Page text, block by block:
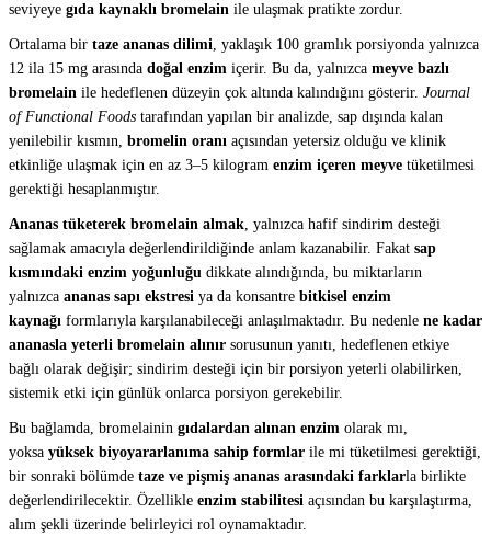
seviyeye gıda kaynaklı bromelain ile ulaşmak pratikte zordur.
Ortalama bir taze ananas dilimi , yaklaşık 100 gramlık porsiyonda yalnızca
12 ila 15 mg arasında doğal enzim içerir. Bu da, yalnızca meyve bazlı
bromelain ile hedeflenen düzeyin çok altında kalındığını gösterir. Journal
of Functional Foods tarafından yapılan bir analizde, sap dışında kalan
yenilebilir kısmın, bromelin oranı açısından yetersiz olduğu ve klinik
etkinliğe ulaşmak için en az 3–5 kilogram enzim içeren meyve tüketilmesi
gerektiği hesaplanmıştır.
Ananas tüketerek bromelain almak , yalnızca hafif sindirim desteği
sağlamak amacıyla değerlendirildiğinde anlam kazanabilir. Fakat sap
kısmındaki enzim yoğunluğu dikkate alındığında, bu miktarların
yalnızca ananas sapı ekstresi ya da konsantre bitkisel enzim
kaynağı formlarıyla karşılanabileceği anlaşılmaktadır. Bu nedenle ne kadar
ananasla yeterli bromelain alınır sorusunun yanıtı, hedeflenen etkiye
bağlı olarak değişir; sindirim desteği için bir porsiyon yeterli olabilirken,
sistemik etki için günlük onlarca porsiyon gerekebilir.
Bu bağlamda, bromelainin gıdalardan alınan enzim olarak mı,
yoksa yüksek biyoyararlanıma sahip formlar ile mi tüketilmesi gerektiği,
bir sonraki bölümde taze ve pişmiş ananas arasındaki farklarla birlikte
değerlendirilecektir. Özellikle enzim stabilitesi açısından bu karşılaştırma,
alım şekli üzerinde belirleyici rol oynamaktadır.